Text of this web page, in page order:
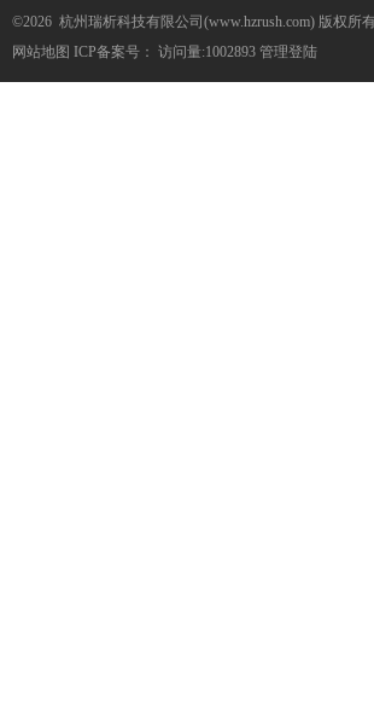
©2026 杭州瑞析科技有限公司(www.hzrush.com) 版权所
网站地图 ICP备案号： 访问量:1002893 管理登陆